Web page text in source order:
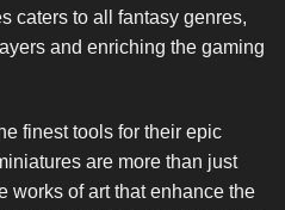
caters to all fantasy genres,
and enriching the gaming
finest tools for their epic
are more than just
works of art that enhance the